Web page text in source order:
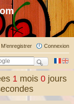
Connexion
M’enregistrer
1 mois0 jours